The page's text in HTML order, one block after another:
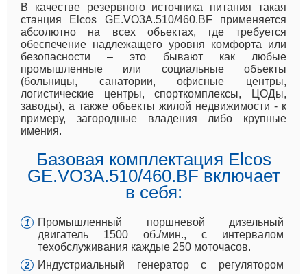
В качестве резервного источника питания такая
станция Elcos GE.VO3A.510/460.BF применяется
абсолютно на всех объектах, где требуется
обеспечение надлежащего уровня комфорта или
безопасности – это бывают как любые
промышленные или социальные объекты
(больницы, санатории, офисные центры,
логистические центры, спорткомплексы, ЦОДы,
заводы), а также объекты жилой недвижимости - к
примеру, загородные владения либо крупные
имения.
Базовая комплектация Elcos
GE.VO3A.510/460.BF включает
в себя:
Промышленный поршневой дизельный
двигатель 1500 об./мин., с интервалом
техобслуживания каждые 250 моточасов.
Индустриальный генератор с регулятором